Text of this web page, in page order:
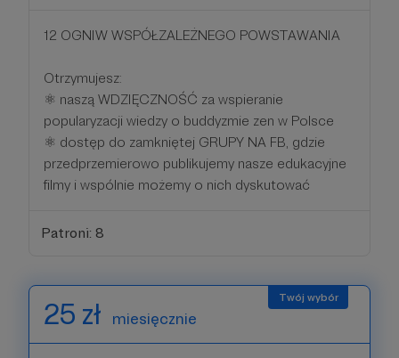
12 OGNIW WSPÓŁZALEŻNEGO POWSTAWANIA
Otrzymujesz:
⚛ naszą WDZIĘCZNOŚĆ za wspieranie
popularyzacji wiedzy o buddyzmie zen w Polsce
⚛ dostęp do zamkniętej GRUPY NA FB, gdzie
przedprzemierowo publikujemy nasze edukacyjne
filmy i wspólnie możemy o nich dyskutować
Patroni: 8
25 zł miesięcznie